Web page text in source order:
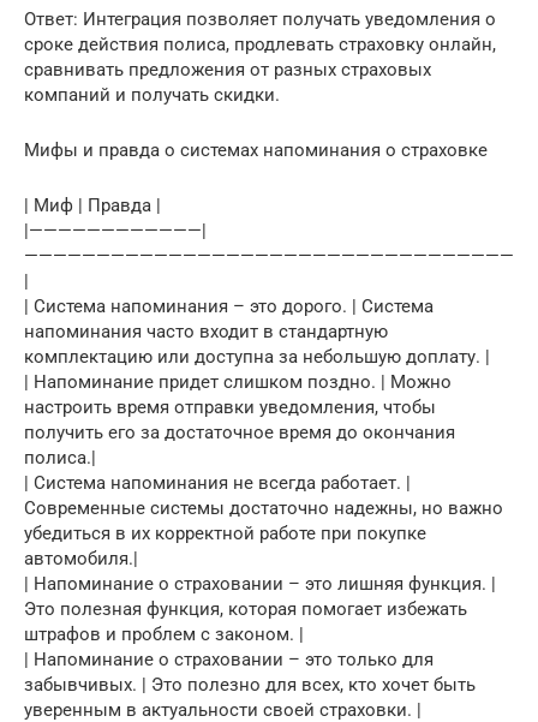
Ответ: Интеграция позволяет получать уведомления о
сроке действия полиса, продлевать страховку онлайн,
сравнивать предложения от разных страховых
компаний и получать скидки.
Мифы и правда о системах напоминания о страховке
| Миф | Правда |
|————————————|
——————————————————————————————————
|
| Система напоминания – это дорого. | Система
напоминания часто входит в стандартную
комплектацию или доступна за небольшую доплату. |
| Напоминание придет слишком поздно. | Можно
настроить время отправки уведомления, чтобы
получить его за достаточное время до окончания
полиса.|
| Система напоминания не всегда работает. |
Современные системы достаточно надежны, но важно
убедиться в их корректной работе при покупке
автомобиля.|
| Напоминание о страховании – это лишняя функция. |
Это полезная функция, которая помогает избежать
штрафов и проблем с законом. |
| Напоминание о страховании – это только для
забывчивых. | Это полезно для всех, кто хочет быть
уверенным в актуальности своей страховки. |